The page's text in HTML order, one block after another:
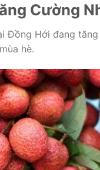
Cường
Đồng Hới đang
hè.